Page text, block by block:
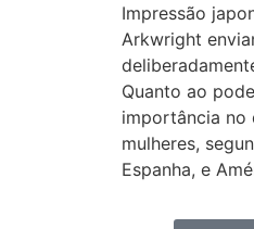
Impressão
Arkwright
Quanto ao
importância no
mulheres,
Espanha, e